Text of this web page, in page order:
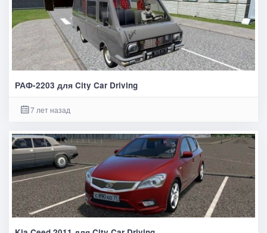
РАФ-2203 для City Car Driving
7 лет назад